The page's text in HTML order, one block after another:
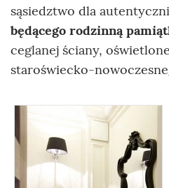
sąsiedztwo dla
będącego rodzinną
ceglanej ściany,
staroświecko-